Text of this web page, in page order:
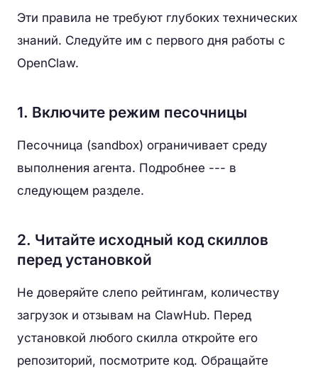
Эти правила не требуют глубоких технических
знаний. Следуйте им с первого дня работы с
OpenClaw.
1. Включите режим песочницы
Песочница (sandbox) ограничивает среду
выполнения агента. Подробнее --- в
следующем разделе.
2. Читайте исходный код скиллов
перед установкой
Не доверяйте слепо рейтингам, количеству
загрузок и отзывам на ClawHub. Перед
установкой любого скилла откройте его
репозиторий, посмотрите код. Обращайте